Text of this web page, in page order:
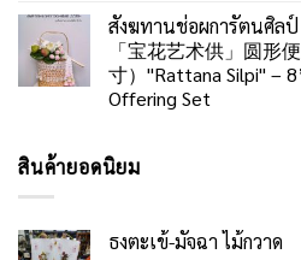
สังฆทานช่อผการัตนศิล
「宝花艺术供」圆形
寸）"Rattana Silpi" –
Offering Set
สินค้ายอดนิยม
ธงตะเข้-มัจฉา ไม้กวาด